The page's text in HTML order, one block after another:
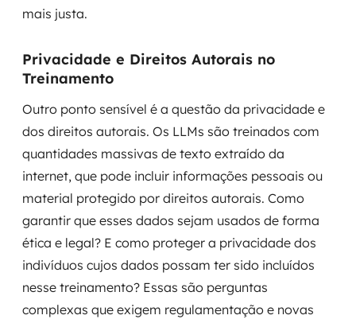
mais justa.
Privacidade e Direitos Autorais no
Treinamento
Outro ponto sensível é a questão da privacidade e
dos direitos autorais. Os LLMs são treinados com
quantidades massivas de texto extraído da
internet, que pode incluir informações pessoais ou
material protegido por direitos autorais. Como
garantir que esses dados sejam usados de forma
ética e legal? E como proteger a privacidade dos
indivíduos cujos dados possam ter sido incluídos
nesse treinamento? Essas são perguntas
complexas que exigem regulamentação e novas